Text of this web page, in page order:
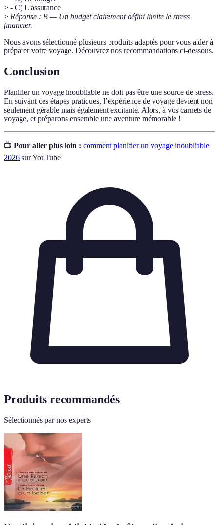
> - C) L'assurance
> Réponse : B — Un budget clairement défini limite le stress
financier.
Nous avons sélectionné plusieurs produits adaptés pour vous aider à
préparer votre voyage. Découvrez nos recommandations ci-dessous.
Conclusion
Planifier un voyage inoubliable ne doit pas être une source de stress.
En suivant ces étapes pratiques, l’expérience de voyage devient non
seulement gérable mais également excitante. Alors, à vos carnets de
voyage, et préparons ensemble une aventure mémorable !
📺 Pour aller plus loin : comment planifier un voyage inoubliable
2026 sur YouTube
Produits recommandés
Sélectionnés par nos experts